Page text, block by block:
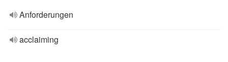
Anforderungen
acclaiming